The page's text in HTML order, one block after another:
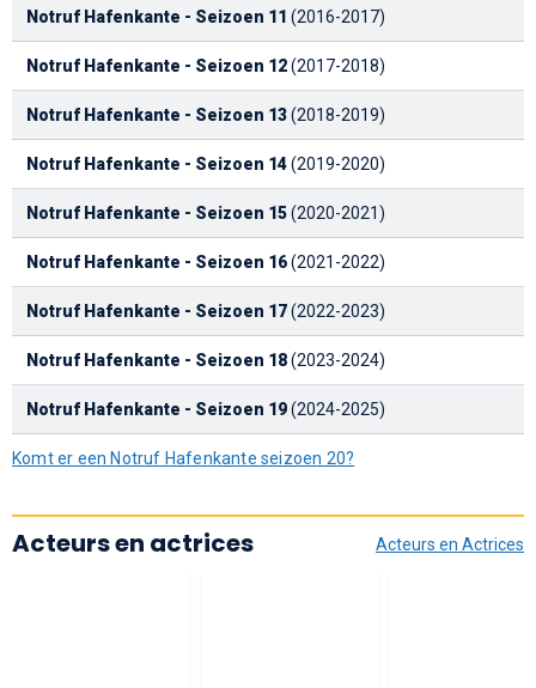
Notruf Hafenkante - Seizoen 11 (2016-2017)
Notruf Hafenkante - Seizoen 12(2017-2018)
Notruf Hafenkante - Seizoen 13(2018-2019)
Notruf Hafenkante - Seizoen 14(2019-2020)
Notruf Hafenkante - Seizoen 15(2020-2021)
Notruf Hafenkante - Seizoen 16(2021-2022)
Notruf Hafenkante - Seizoen 17(2022-2023)
Notruf Hafenkante - Seizoen 18(2023-2024)
Notruf Hafenkante - Seizoen 19(2024-2025)
Komt er een Notruf Hafenkante seizoen 20?
Acteurs en Actrices
Acteurs en actrices